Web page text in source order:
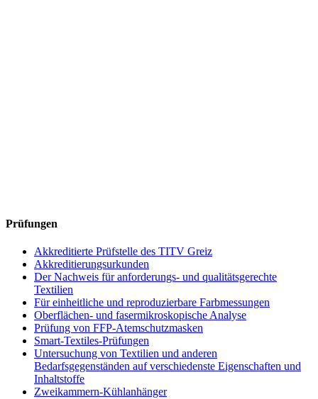
Prüfungen
Akkreditierte Prüfstelle des TITV Greiz
Akkreditierungsurkunden
Der Nachweis für anforderungs- und qualitätsgerechte
Textilien
Für einheitliche und reproduzierbare Farbmessungen
Oberflächen- und fasermikroskopische Analyse
Prüfung von FFP-Atemschutzmasken
Smart-Textiles-Prüfungen
Untersuchung von Textilien und anderen
Bedarfsgegenständen auf verschiedenste Eigenschaften und
Inhaltstoffe
Zweikammern-Kühlanhänger